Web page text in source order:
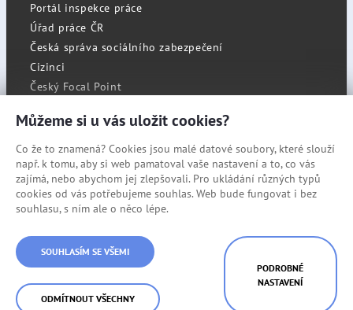
Portál inspekce práce
Úřad práce ČR
Česká správa sociálního zabezpečení
Cizinci
Český Focal Point
RSS
Cookies
Prohlášení o přístupnosti
Mapa stránek
© Státní úřad inspekce práce
Můžeme si u vás uložit cookies?
Co že to znamená? Cookies jsou malé datové soubory, které slouží
např. k tomu, aby si web pamatoval vaše nastavení a to, co vás
zajímá, nebo abychom jej zlepšovali. Pro ukládání různých typů
cookies od vás potřebujeme souhlas. Web bude fungovat i bez
souhlasu, s ním ale o něco lépe.
SOUHLASÍM SE VŠEMI
ODMÍTNOUT VŠECHNY
PODROBNÉ
NASTAVENÍ